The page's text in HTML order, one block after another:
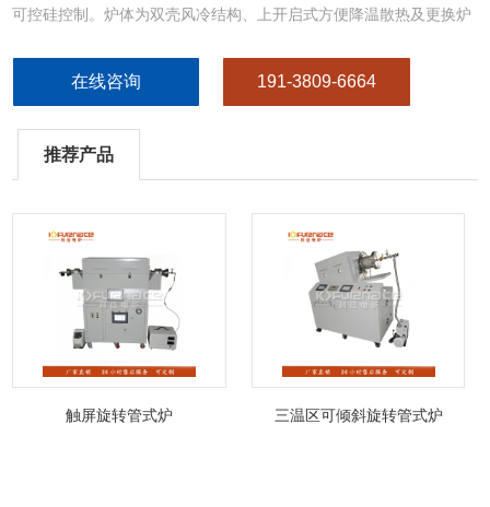
可控硅控制。炉体为双壳风冷结构、上开启式方便降温散热及更换炉
在线咨询 191-3809-6664
推荐产品
触屏旋转管式炉 三温区可倾斜旋转管式炉